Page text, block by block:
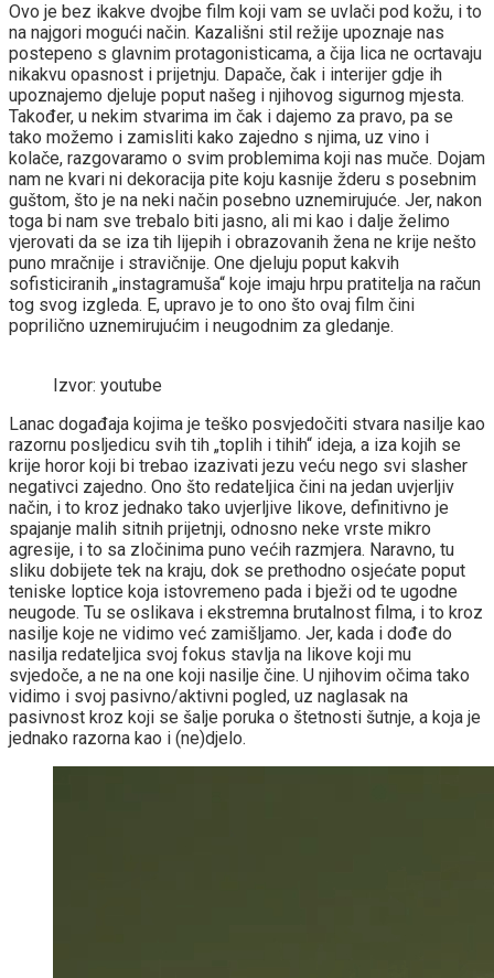
Ovo je bez ikakve dvojbe film koji vam se uvlači pod kožu, i to
na najgori mogući način. Kazališni stil režije upoznaje nas
postepeno s glavnim protagonisticama, a čija lica ne ocrtavaju
nikakvu opasnost i prijetnju. Dapače, čak i interijer gdje ih
upoznajemo djeluje poput našeg i njihovog sigurnog mjesta.
Također, u nekim stvarima im čak i dajemo za pravo, pa se
tako možemo i zamisliti kako zajedno s njima, uz vino i
kolače, razgovaramo o svim problemima koji nas muče. Dojam
nam ne kvari ni dekoracija pite koju kasnije žderu s posebnim
guštom, što je na neki način posebno uznemirujuće. Jer, nakon
toga bi nam sve trebalo biti jasno, ali mi kao i dalje želimo
vjerovati da se iza tih lijepih i obrazovanih žena ne krije nešto
puno mračnije i stravičnije. One djeluju poput kakvih
sofisticiranih „instagramuša“ koje imaju hrpu pratitelja na račun
tog svog izgleda. E, upravo je to ono što ovaj film čini
poprilično uznemirujućim i neugodnim za gledanje.
Izvor: youtube
Lanac događaja kojima je teško posvjedočiti stvara nasilje kao
razornu posljedicu svih tih „toplih i tihih“ ideja, a iza kojih se
krije horor koji bi trebao izazivati jezu veću nego svi slasher
negativci zajedno. Ono što redateljica čini na jedan uvjerljiv
način, i to kroz jednako tako uvjerljive likove, definitivno je
spajanje malih sitnih prijetnji, odnosno neke vrste mikro
agresije, i to sa zločinima puno većih razmjera. Naravno, tu
sliku dobijete tek na kraju, dok se prethodno osjećate poput
teniske loptice koja istovremeno pada i bježi od te ugodne
neugode. Tu se oslikava i ekstremna brutalnost filma, i to kroz
nasilje koje ne vidimo već zamišljamo. Jer, kada i dođe do
nasilja redateljica svoj fokus stavlja na likove koji mu
svjedoče, a ne na one koji nasilje čine. U njihovim očima tako
vidimo i svoj pasivno/aktivni pogled, uz naglasak na
pasivnost kroz koji se šalje poruka o štetnosti šutnje, a koja je
jednako razorna kao i (ne)djelo.